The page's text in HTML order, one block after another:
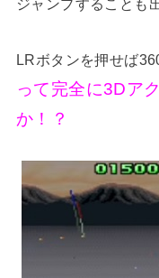
LRボタンを押せば
って完全に3Dア
か！？